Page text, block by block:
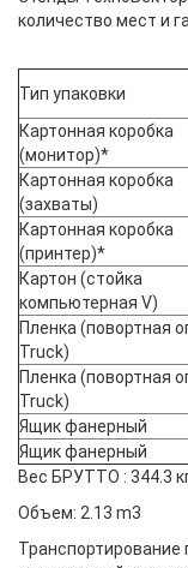
количество мест и
Тип упаковки
Картонная коробка
(монитор)*
Картонная коробка
(захваты)
Картонная коробка
(принтер)*
Картон (стойка
компьютерная V)
Пленка (повортная
Truck)
Пленка (повортная
Truck)
Ящик фанерный
Ящик фанерный
Вес БРУТТО : 344.3
Объем: 2.13 m3